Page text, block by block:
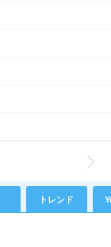
トレンド